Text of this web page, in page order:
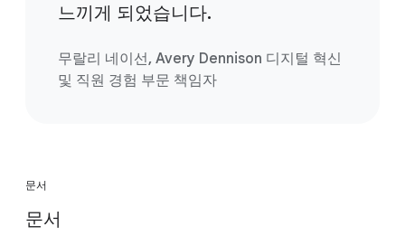
느끼게 되었습니다.
무랄리 네이선, Avery Dennison 디지털 혁신
및 직원 경험 부문 책임자
문서
문서